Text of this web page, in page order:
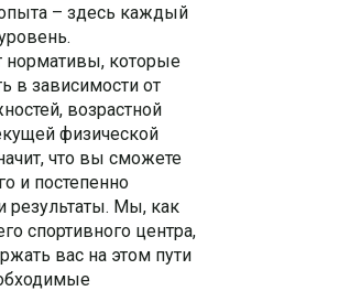
– здесь каждый
нормативы, которые
в зависимости от
возрастной
физической
что вы сможете
и постепенно
результаты. Мы, как
спортивного центра,
вас на этом пути